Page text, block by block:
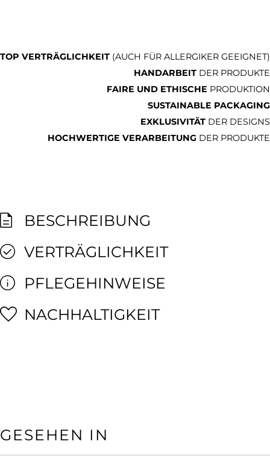
TOP VERTRÄGLICHKEIT (AUCH FÜR ALLERGIKER GEEIGNET)
HANDARBEIT DER PRODUKTE
FAIRE UND ETHISCHE PRODUKTION
SUSTAINABLE PACKAGING
EXKLUSIVITÄT DER DESIGNS
HOCHWERTIGE VERARBEITUNG DER PRODUKTE
BESCHREIBUNG
VERTRÄGLICHKEIT
PFLEGEHINWEISE
NACHHALTIGKEIT
GESEHEN IN